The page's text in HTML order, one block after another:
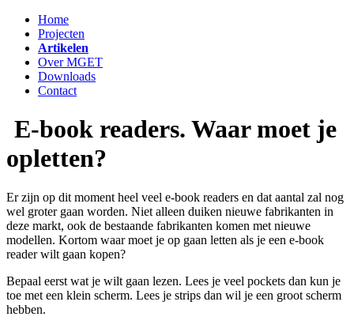
Home
Projecten
Artikelen
Over MGET
Downloads
Contact
E-book readers. Waar moet je
opletten?
Er zijn op dit moment heel veel e-book readers en dat aantal zal nog
wel groter gaan worden. Niet alleen duiken nieuwe fabrikanten in
deze markt, ook de bestaande fabrikanten komen met nieuwe
modellen. Kortom waar moet je op gaan letten als je een e-book
reader wilt gaan kopen?
Bepaal eerst wat je wilt gaan lezen. Lees je veel pockets dan kun je
toe met een klein scherm. Lees je strips dan wil je een groot scherm
hebben.